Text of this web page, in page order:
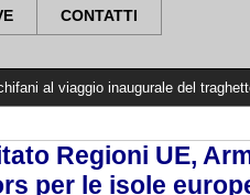
CONTATTI
inaugurale del traghetto della
Regioni UE,
per le isole